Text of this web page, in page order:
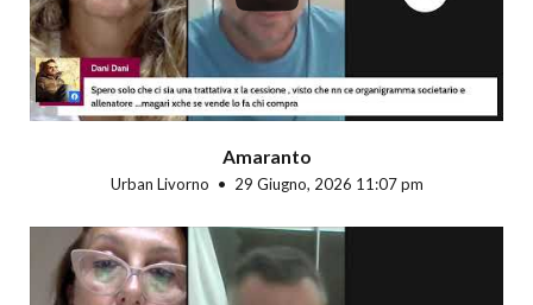
Amaranto
Urban Livorno 29 Giugno, 2026 11:07 pm